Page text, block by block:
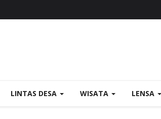
LINTAS DESA WISATA LENSA